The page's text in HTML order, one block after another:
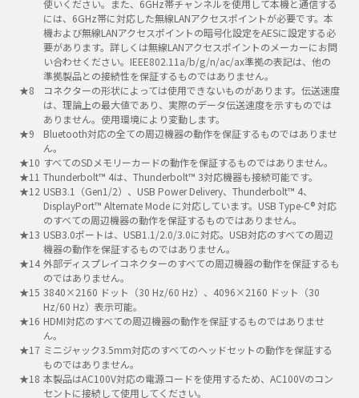
使いください。また、6GHz帯チャンネルを使用して本機と通信する
には、6GHz帯に対応した無線LANアクセスポイントが必要です。本
機および無線LANアクセスポイントの暗号化設定をAESに設定する必
要があります。詳しくは無線LANアクセスポイントのメーカーにお問
い合わせください。IEEE802.11a/b/g/n/ac/ax準拠の表記は、他の
準拠製品との接続性を保証するものではありません。
コネクターの形状によっては使用できないものがあります。伝送速度
は、理論上の最大値であり、実際のデータ伝送速度を示すものでは
ありません。使用環境により変動します。
Bluetooth対応の全ての周辺機器の動作を保証するものではありませ
ん。
すべてのSDメモリーカードの動作を保証するものではありません。
Thunderbolt™ 4は、Thunderbolt™ 3対応機器も接続可能です。
USB3.1（Gen1/2）、USB Power Delivery、Thunderbolt™ 4、
DisplayPort™ Alternate Mode に対応しています。USB Type-C® 対応
のすべての周辺機器の動作を保証するものではありません。
USB3.0ポートは、USB1.1/2.0/3.0に対応。USB対応のすべての周辺
機器の動作を保証するものではありません。
外部ディスプレイコネクターのすべての周辺機器の動作を保証するも
のではありません。
3840×2160 ドット（30 Hz/60 Hz）、4096×2160 ドット（30
Hz/60 Hz）表示可能。
HDMI対応のすべての周辺機器の動作を保証するものではありませ
ん。
ミニジャック3.5mm対応のすべてのヘッドセットの動作を保証する
ものではありません。
本製品はAC100V対応の電源コードを使用するため、AC100Vのコン
セントに接続して使用してください。